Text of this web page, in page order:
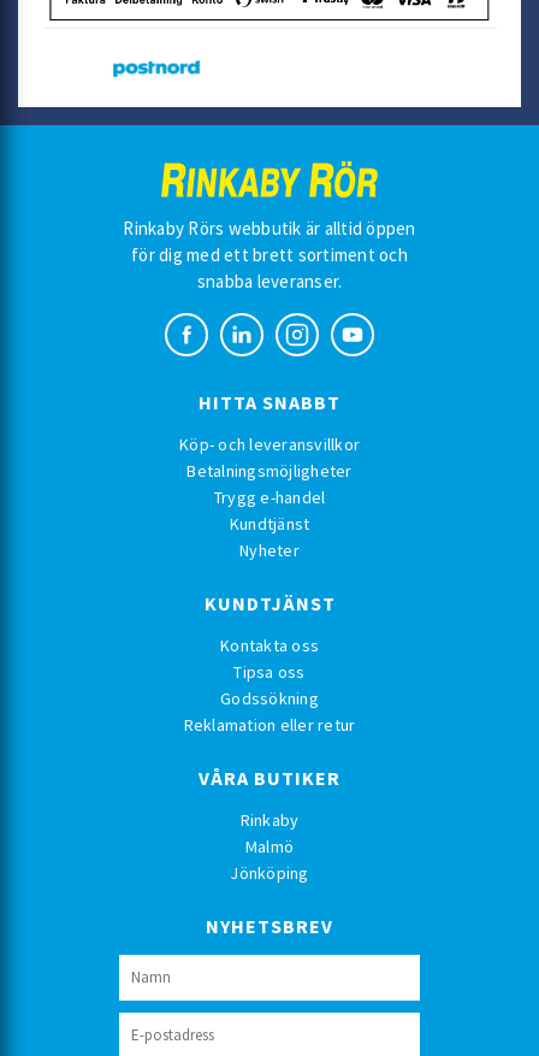
Rinkaby Rörs webbutik är alltid öppen
för dig med ett brett sortiment och
snabba leveranser.
HITTA SNABBT
Köp- och leveransvillkor
Betalningsmöjligheter
Trygg e-handel
Kundtjänst
Nyheter
KUNDTJÄNST
Kontakta oss
Tipsa oss
Godssökning
Reklamation eller retur
VÅRA BUTIKER
Rinkaby
Malmö
Jönköping
NYHETSBREV